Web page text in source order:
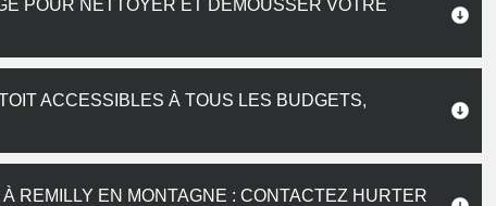
POUR NETTOYER ET DEMOUSSER VOTRE
ACCESSIBLES À TOUS LES BUDGETS,
REMILLY EN MONTAGNE : CONTACTEZ HURTER